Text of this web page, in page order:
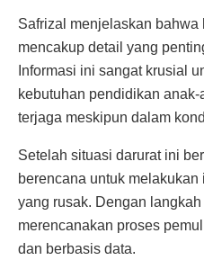
Safrizal menjelaskan bahwa
mencakup detail yang
Informasi ini sangat krusial
kebutuhan pendidikan
terjaga meskipun dalam
Setelah situasi darurat ini
berencana untuk
yang rusak. Dengan
merencanakan proses
dan berbasis data.